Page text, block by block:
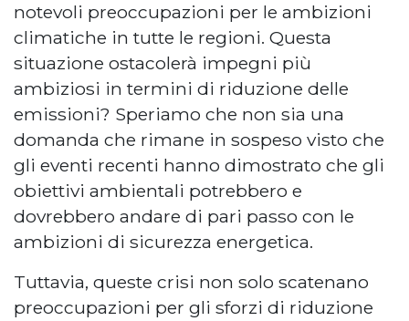
notevoli preoccupazioni per le ambizioni
climatiche in tutte le regioni. Questa
situazione ostacolerà impegni più
ambiziosi in termini di riduzione delle
emissioni? Speriamo che non sia una
domanda che rimane in sospeso visto che
gli eventi recenti hanno dimostrato che gli
obiettivi ambientali potrebbero e
dovrebbero andare di pari passo con le
ambizioni di sicurezza energetica.
Tuttavia, queste crisi non solo scatenano
preoccupazioni per gli sforzi di riduzione